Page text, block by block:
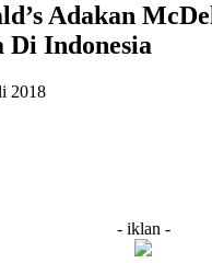
Adakan
Di Indonesia
2018
- iklan -